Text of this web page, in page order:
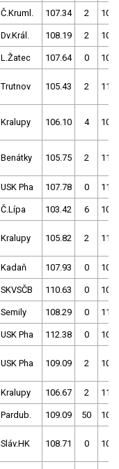
Č.Kruml. 107.34 2
Dv.Král. 108.19 2
L.Žatec 107.64 0
Trutnov 105.43 2
Kralupy 106.10 4
Benátky 105.75 2
USK Pha 107.78 0
Č.Lípa 103.42 6
Kralupy 105.82 2
Kadaň 107.93 0
SKVSČB 110.63 0
Semily 108.29 0
USK Pha 112.38 0
USK Pha 109.09 2
Kralupy 106.67 2
Pardub. 109.09 50
Sláv.HK 108.71 0